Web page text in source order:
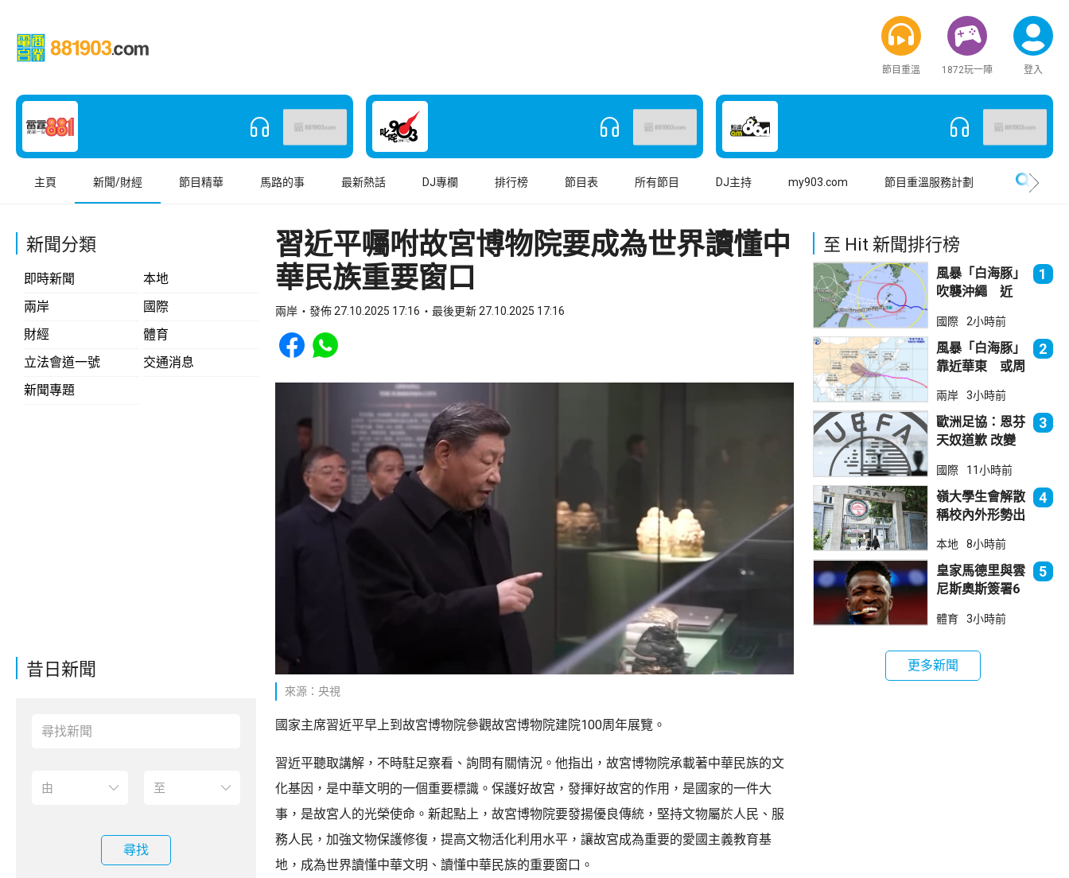
節目重溫 1872玩一陣 登入
主頁 新聞/財經 節目精華 馬路的事 最新熱話 DJ專欄 排行榜 節目表 所有節目 DJ主持 my903.com 節目重溫服務計劃
新聞分類
即時新聞
本地
兩岸
國際
財經
體育
立法會道一號
交通消息
新聞專題
昔日新聞
尋找
習近平囑咐故宮博物院要成為世界讀懂中
華民族重要窗口
兩岸 發佈 27.10.2025 17:16 最後更新 27.10.2025 17:16
Share to Facebook
Share to WhatsApp
來源：央視
國家主席習近平早上到故宮博物院參觀故宮博物院建院100周年展覽。
習近平聽取講解，不時駐足察看、詢問有關情況。他指出，故宮博物院承載著中華民族的文
化基因，是中華文明的一個重要標識。保護好故宮，發揮好故宮的作用，是國家的一件大
事，是故宮人的光榮使命。新起點上，故宮博物院要發揚優良傳統，堅持文物屬於人民、服
務人民，加強文物保護修復，提高文物活化利用水平，讓故宮成為重要的愛國主義教育基
地，成為世界讀懂中華文明、讀懂中華民族的重要窗口。
至 Hit 新聞排行榜
風暴「白海豚」
吹襲沖繩 近
1
國際 2小時前
風暴「白海豚」
靠近華東 或周
2
兩岸 3小時前
歐洲足協：恩芬
天奴道歉 改變
立場
3
國際 11小時前
嶺大學生會解散
稱校內外形勢出
4
本地 8小時前
皇家馬德里與雲
尼斯奧斯簽署6
5
體育 3小時前
更多新聞